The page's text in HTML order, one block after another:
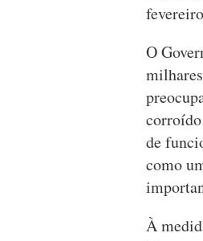
O
de
como
À